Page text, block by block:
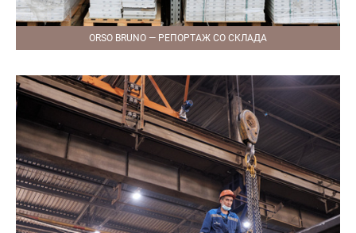
ORSO BRUNO — РЕПОРТАЖ СО СКЛАДА